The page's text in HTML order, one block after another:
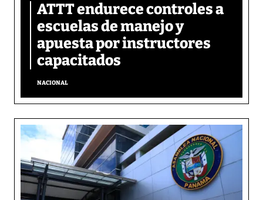
ATTT endurece controles a
escuelas de manejo y
apuesta por instructores
capacitados
NACIONAL